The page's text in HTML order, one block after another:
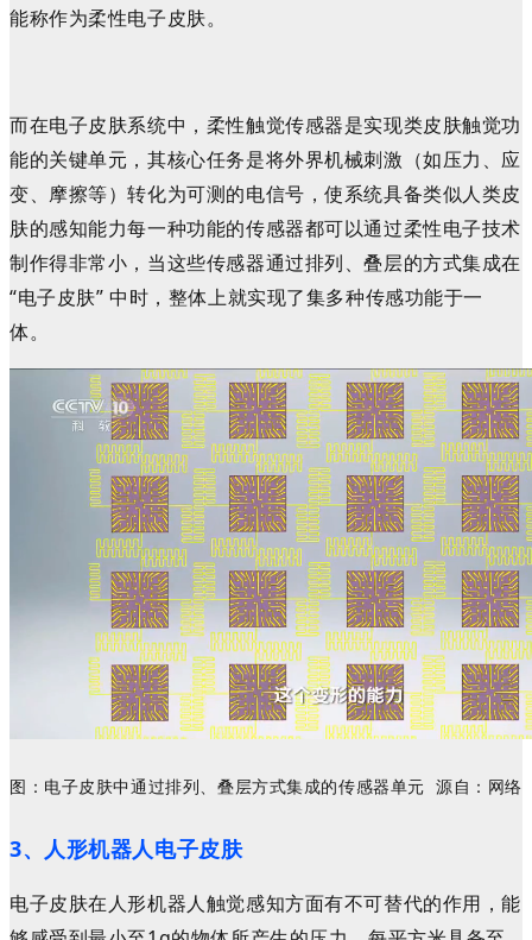
能称作为柔性电子皮肤。
而在电子皮肤系统中，柔性触觉传感器是实现类皮肤触觉功
能的关键单元，其核心任务是将外界机械刺激（如压力、应
变、摩擦等）转化为可测的电信号，使系统具备类似人类皮
肤的感知能力每一种功能的传感器都可以通过柔性电子技术
制作得非常小，当这些传感器通过排列、叠层的方式集成在
“电子皮肤” 中时， 整体上就实现了集多种传感功能于一
体。
图：电子皮肤中通过排列、叠层方式集成的传感器单元 源自：网络
3、人形机器人电子皮肤
电子皮肤在人形机器人触觉感知方面有不可替代的作用，能